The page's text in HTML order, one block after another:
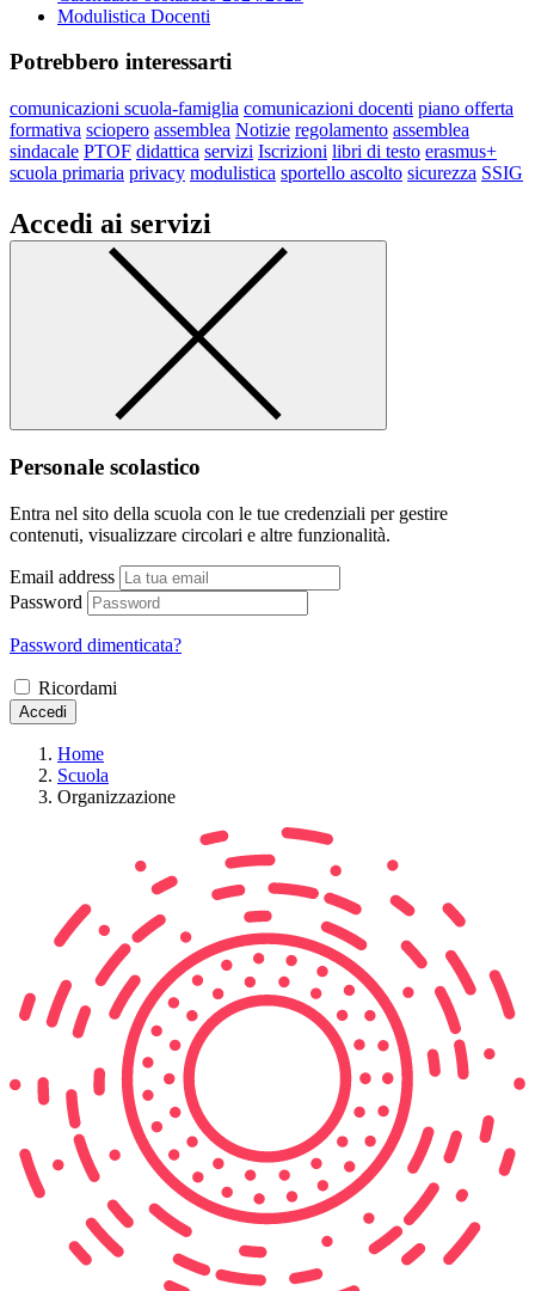
Modulistica Docenti
Potrebbero interessarti
comunicazioni scuola-famiglia comunicazioni docenti piano offerta
formativa sciopero assemblea Notizie regolamento assemblea
sindacale PTOF didattica servizi Iscrizioni libri di testo erasmus+
scuola primaria privacy modulistica sportello ascolto sicurezza SSIG
Accedi ai servizi
Personale scolastico
Entra nel sito della scuola con le tue credenziali per gestire
contenuti, visualizzare circolari e altre funzionalità.
Email address
Password
Password dimenticata?
Ricordami
Accedi
Home
Scuola
Organizzazione